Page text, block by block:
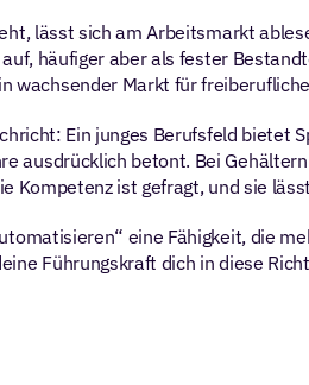
lässt sich am Arbeitsmarkt
häufiger aber als fester
wachsender Markt für
Ein junges Berufsfeld bietet
ausdrücklich betont. Bei
Kompetenz ist gefragt, und sie
eine Fähigkeit, die
Führungskraft dich in diese